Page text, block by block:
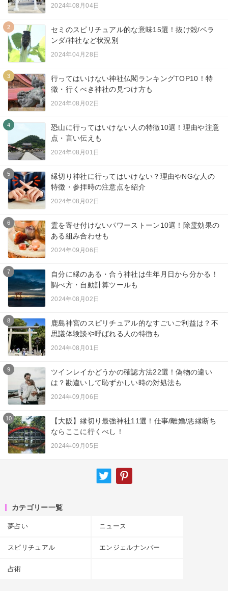
2024年08月04日
2
セミのスピリチュアル的な意味15選！抜け殻/ベラ
ンダ/神社など状況別
2024年04月28日
3
行ってはいけない神社仏閣ランキングTOP10！特
徴・行くべき神社の見つけ方も
2024年08月02日
4
恐山に行ってはいけない人の特徴10選！理由や注意
点・言い伝えも
2024年08月01日
5
縁切り神社に行ってはいけない？理由やNGな人の
特徴・参拝時の注意点を紹介
2024年08月02日
6
霊を寄せ付けないパワーストーン10選！除霊効果の
ある組み合わせも
2024年09月06日
7
自分に縁のある・合う神社は生年月日から分かる！
調べ方・自動計算ツールも
2024年08月02日
8
鹿島神宮のスピリチュアル的なすごいご利益は？不
思議体験談や呼ばれる人の特徴も
2024年08月01日
9
ツインレイかどうかの確認方法22選！偽物の違い
は？勘違いして恥ずかしい時の対処法も
2024年09月06日
10
【大阪】縁切り最強神社11選！仕事/離婚/悪縁断ち
ならここに行くべし！
2024年09月05日
カテゴリー一覧
夢占い ニュース
スピリチュアル エンジェルナンバー
占術